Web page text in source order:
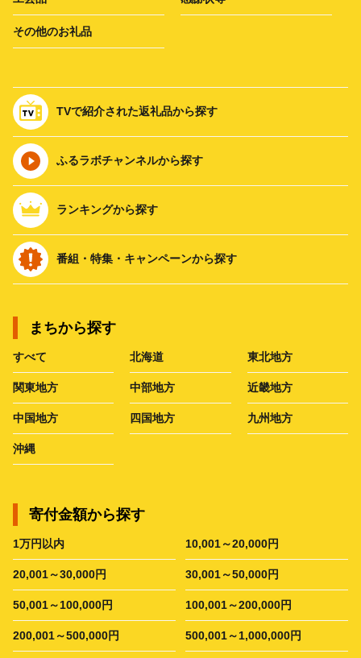
その他のお礼品
TVで紹介された返礼品から探す
ふるラボチャンネルから探す
ランキングから探す
番組・特集・キャンペーンから探す
まちから探す
すべて 北海道 東北地方
関東地方 中部地方 近畿地方
中国地方 四国地方 九州地方
沖縄
寄付金額から探す
1万円以内 10,001～20,000円
20,001～30,000円 30,001～50,000円
50,001～100,000円 100,001～200,000円
200,001～500,000円 500,001～1,000,000円